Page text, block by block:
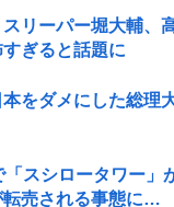
スリーパー堀大輔、
ぎると話題に
本をダメにした総
「スシロータワー
転売される事態に…